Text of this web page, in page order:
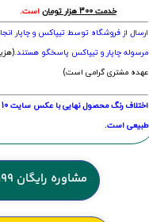
خدمت 300 هزار تومان
است.
ارسال از فروشگاه توسط تیپاکس و چاپار
مرسوله چاپار و تیپاکس پاسخگو هستند.
عهده مشتری گرامی است)
طبیعی است.
مشاوره رایگان 09193768199